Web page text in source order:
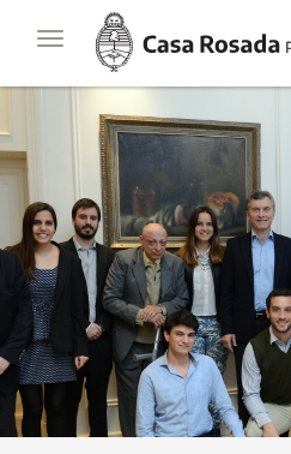
Toggle
navigation
Casa
Rosada
Presidencia
de
Nación
PresidenciaJavier Milei